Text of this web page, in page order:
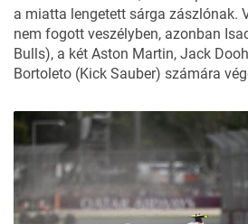
a miatta lengetett sárga zászlónak.
nem fogott veszélyben, azonban
Bulls), a két Aston Martin, Jack
Bortoleto (Kick Sauber) számára